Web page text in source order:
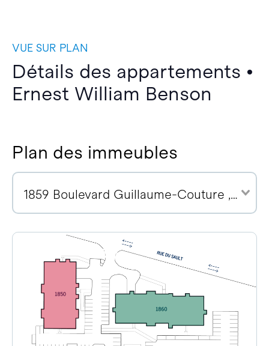
VUE SUR PLAN
Détails des appartements •
Ernest William Benson
Plan des immeubles